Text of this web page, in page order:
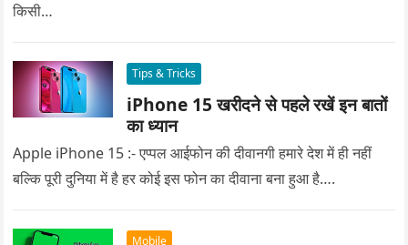
किसी…
Tips & Tricks
iPhone 15 खरीदने से पहले रखें इन बातों
का ध्यान
Apple iPhone 15 :- एप्पल आईफोन की दीवानगी हमारे देश में ही नहीं
बल्कि पूरी दुनिया में है हर कोई इस फोन का दीवाना बना हुआ है….
Mobile